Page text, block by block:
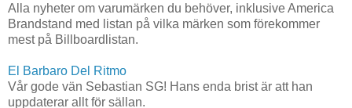
Alla nyheter om varumärken du behöver, inklusive America
Brandstand med listan på vilka märken som förekommer
mest på Billboardlistan.
El Barbaro Del Ritmo
Vår gode vän Sebastian SG! Hans enda brist är att han
uppdaterar allt för sällan.